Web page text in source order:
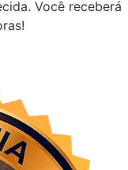
Você receberá